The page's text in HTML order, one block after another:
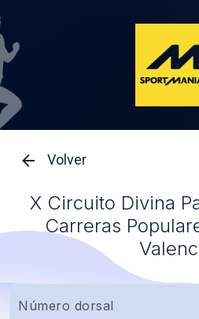
Volver
X Circuito Divina
Carreras